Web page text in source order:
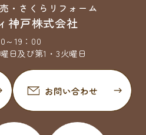
・さくらリフォーム
神戸株式会社
～19：00
日及び第1・3火曜日